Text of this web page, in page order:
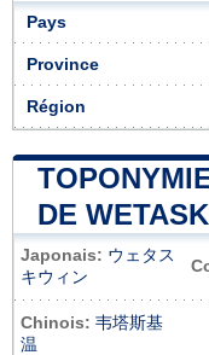
Pays
Province
Région
DE
Japonais: ウェタス
キウィン
Chinois: 韦塔斯基
温